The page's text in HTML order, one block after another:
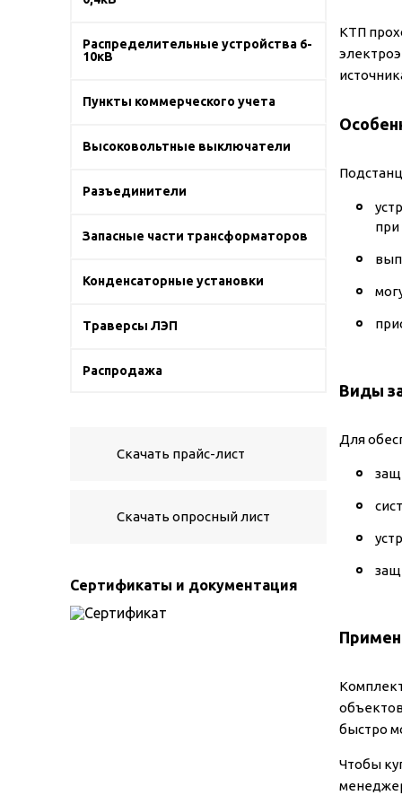
Распределительные устройства 6-
10кВ
Пункты коммерческого учета
Высоковольтные выключатели
Разъединители
Запасные части трансформаторов
Конденсаторные установки
Траверсы ЛЭП
Распродажа
Скачать прайс-лист
Скачать опросный лист
Сертификаты и документация
КТП
при
Виды
Для
быстро
Чтобы